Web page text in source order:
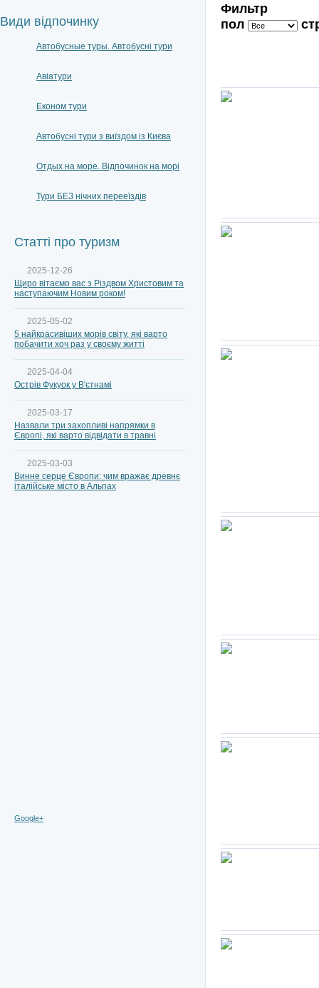
Фильтр
пол
Види відпочинку
Автобусные туры. Автобусні тури
Авіатури
Економ тури
Автобусні тури з виїздом із Києва
Отдых на море. Відпочинок на морі
Тури БЕЗ нічних перееїздів
Статті про туризм
2025-12-26
Щиро вітаємо вас з Різдвом Христовим та
наступаючим Новим роком!
2025-05-02
5 найкрасивіших морів світу, які варто
побачити хоч раз у своєму житті
2025-04-04
Острів Фукуок у В'єтнамі
2025-03-17
Назвали три захопливі напрямки в
Європі, які варто відвідати в травні
2025-03-03
Винне серце Європи: чим вражає древнє
італійське місто в Альпах
Google+